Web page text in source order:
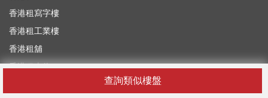
查詢類似樓盤
香港租寫字樓
香港租工業樓
香港租舖
香港租車位